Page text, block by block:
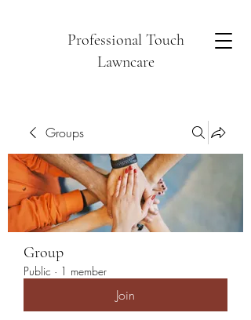
Professional Touch
Lawncare
Groups
Group
Public · 1 member
Join